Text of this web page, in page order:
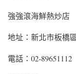
強強滾海鮮熱炒店
地址：新北市板橋
電話：02-89651112